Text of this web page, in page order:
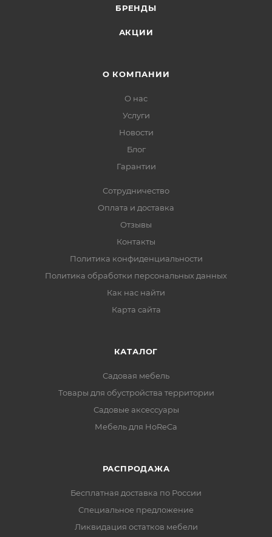
БРЕНДЫ
АКЦИИ
О КОМПАНИИ
О нас
Услуги
Новости
Блог
Гарантии
Сотрудничество
Оплата и доставка
Отзывы
Контакты
Политика конфиденциальности
Политика обработки персональных данных
Как нас найти
Карта сайта
КАТАЛОГ
Садовая мебель
Товары для обустройства территории
Садовые аксессуары
Мебель для HoReCa
РАСПРОДАЖА
Бесплатная доставка по России
Специальное предложение
Ликвидация остатков мебели